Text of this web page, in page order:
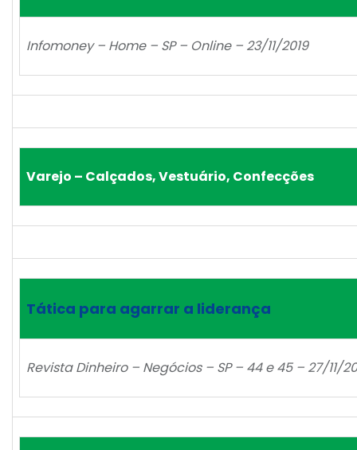
Infomoney – Home – SP – Online – 23/11/2019
Varejo – Calçados, Vestuário, Confecções
Tática para agarrar a liderança
Revista Dinheiro – Negócios – SP – 44 e 45 – 27/11/